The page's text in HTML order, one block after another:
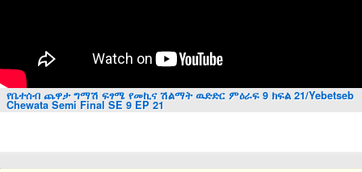
የቤተሰብ ጨዋታ ግማሽ ፍፃሜ የመኪና ሽልማት ዉድድር ምዕራፍ 9 ክፍል 21/Yebetseb
Chewata Semi Final SE 9 EP 21